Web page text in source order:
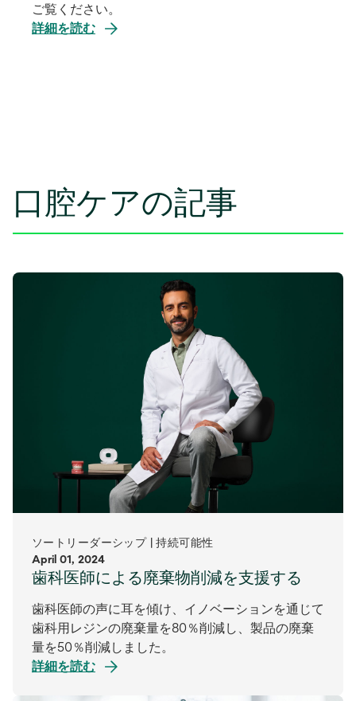
ご覧ください。
詳細を読む
口腔ケアの記事
ソートリーダーシップ | 持続可能性
April 01, 2024
歯科医師による廃棄物削減を支援する
歯科医師の声に耳を傾け、イノベーションを通じて
歯科用レジンの廃棄量を80％削減し、製品の廃棄
量を50％削減しました。
詳細を読む